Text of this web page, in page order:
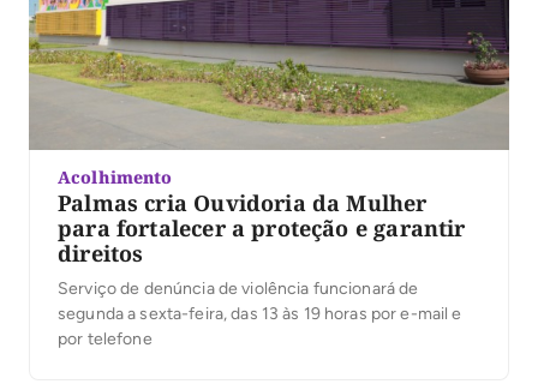
Acolhimento
Palmas cria Ouvidoria da Mulher
para fortalecer a proteção e garantir
direitos
Serviço de denúncia de violência funcionará de
segunda a sexta-feira, das 13 às 19 horas por e-mail e
por telefone